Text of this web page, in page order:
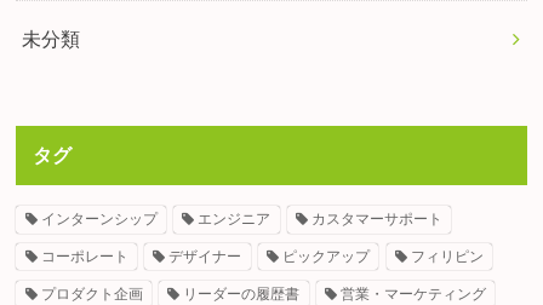
未分類
タグ
インターンシップ エンジニア カスタマーサポート
コーポレート デザイナー ピックアップ フィリピン
プロダクト企画 リーダーの履歴書 営業・マーケティング